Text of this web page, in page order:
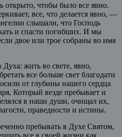
чтобы было все явно.
все, что делается явно, —
слышали, что Господь
и спасти погибших. И мы
двое или трое собраны во имя
жить во свете, явно,
все больше свет благодати
от глубины нашего сердца
Который везде пребывает и
в наши души, очищал их,
праведности и истины.
пребывать в Духе Святом,
все в своей жизни как